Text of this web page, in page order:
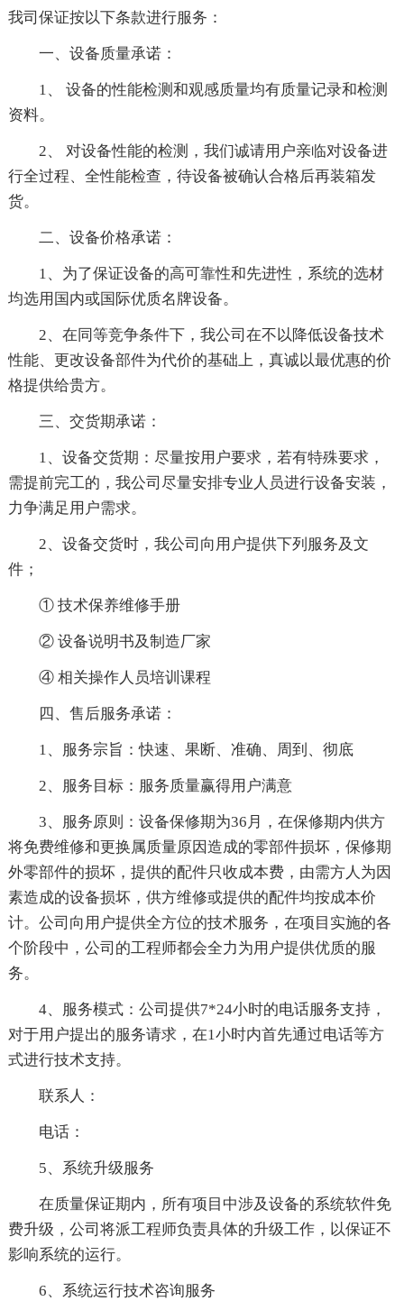
我司保证按以下条款进行服务：
一、设备质量承诺：
1、 设备的性能检测和观感质量均有质量记录和检测
资料。
2、 对设备性能的检测，我们诚请用户亲临对设备进
行全过程、全性能检查，待设备被确认合格后再装箱发
货。
二、设备价格承诺：
1、为了保证设备的高可靠性和先进性，系统的选材
均选用国内或国际优质名牌设备。
2、在同等竞争条件下，我公司在不以降低设备技术
性能、更改设备部件为代价的基础上，真诚以最优惠的价
格提供给贵方。
三、交货期承诺：
1、设备交货期：尽量按用户要求，若有特殊要求，
需提前完工的，我公司尽量安排专业人员进行设备安装，
力争满足用户需求。
2、设备交货时，我公司向用户提供下列服务及文
件；
① 技术保养维修手册
② 设备说明书及制造厂家
④ 相关操作人员培训课程
四、售后服务承诺：
1、服务宗旨：快速、果断、准确、周到、彻底
2、服务目标：服务质量赢得用户满意
3、服务原则：设备保修期为36月，在保修期内供方
将免费维修和更换属质量原因造成的零部件损坏，保修期
外零部件的损坏，提供的配件只收成本费，由需方人为因
素造成的设备损坏，供方维修或提供的配件均按成本价
计。公司向用户提供全方位的技术服务，在项目实施的各
个阶段中，公司的工程师都会全力为用户提供优质的服
务。
4、服务模式：公司提供7*24小时的电话服务支持，
对于用户提出的服务请求，在1小时内首先通过电话等方
式进行技术支持。
联系人：
电话：
5、系统升级服务
在质量保证期内，所有项目中涉及设备的系统软件免
费升级，公司将派工程师负责具体的升级工作，以保证不
影响系统的运行。
6、系统运行技术咨询服务